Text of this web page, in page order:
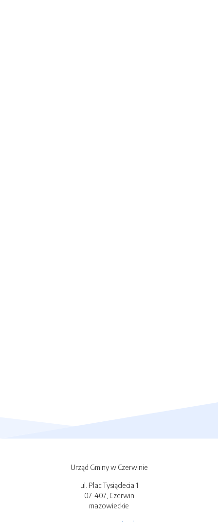
Urząd Gminy w Czerwinie
ul. Plac Tysiąclecia 1
07-407, Czerwin
mazowieckie